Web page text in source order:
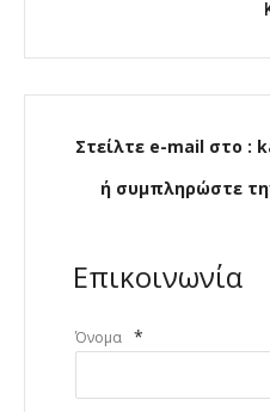
Στείλτε e-mail στο :
ή συμπληρώστε
Επικοινωνία
Όνομα *